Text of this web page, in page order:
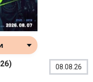
08.08.26